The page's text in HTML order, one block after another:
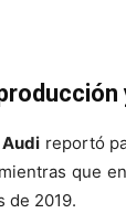
Audi reportó
que
de 2019.